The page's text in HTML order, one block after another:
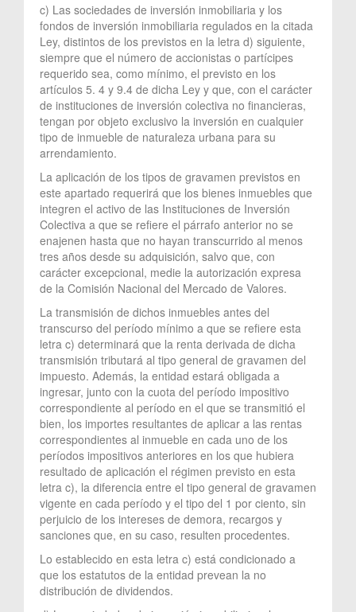
c) Las sociedades de inversión inmobiliaria y los
fondos de inversión inmobiliaria regulados en la citada
Ley, distintos de los previstos en la letra d) siguiente,
siempre que el número de accionistas o partícipes
requerido sea, como mínimo, el previsto en los
artículos 5. 4 y 9.4 de dicha Ley y que, con el carácter
de instituciones de inversión colectiva no financieras,
tengan por objeto exclusivo la inversión en cualquier
tipo de inmueble de naturaleza urbana para su
arrendamiento.
La aplicación de los tipos de gravamen previstos en
este apartado requerirá que los bienes inmuebles que
integren el activo de las Instituciones de Inversión
Colectiva a que se refiere el párrafo anterior no se
enajenen hasta que no hayan transcurrido al menos
tres años desde su adquisición, salvo que, con
carácter excepcional, medie la autorización expresa
de la Comisión Nacional del Mercado de Valores.
La transmisión de dichos inmuebles antes del
transcurso del período mínimo a que se refiere esta
letra c) determinará que la renta derivada de dicha
transmisión tributará al tipo general de gravamen del
impuesto. Además, la entidad estará obligada a
ingresar, junto con la cuota del período impositivo
correspondiente al período en el que se transmitió el
bien, los importes resultantes de aplicar a las rentas
correspondientes al inmueble en cada uno de los
períodos impositivos anteriores en los que hubiera
resultado de aplicación el régimen previsto en esta
letra c), la diferencia entre el tipo general de gravamen
vigente en cada período y el tipo del 1 por ciento, sin
perjuicio de los intereses de demora, recargos y
sanciones que, en su caso, resulten procedentes.
Lo establecido en esta letra c) está condicionado a
que los estatutos de la entidad prevean la no
distribución de dividendos.